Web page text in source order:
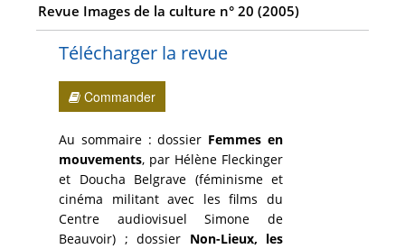
Revue Images de la culture n° 20 (2005)
Télécharger la revue
Commander
Au sommaire : dossier Femmes en
mouvements, par Hélène Fleckinger
et Doucha Belgrave (féminisme et
cinéma militant avec les films du
Centre audiovisuel Simone de
Beauvoir) ; dossier Non-Lieux, les